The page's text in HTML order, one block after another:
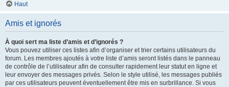
Haut
Amis et ignorés
À quoi sert ma liste d’amis et d’ignorés ?
Vous pouvez utiliser ces listes afin d’organiser et trier certains utilisateurs du
forum. Les membres ajoutés à votre liste d’amis seront listés dans le panneau
de contrôle de l’utilisateur afin de consulter rapidement leur statut en ligne et
leur envoyer des messages privés. Selon le style utilisé, les messages publiés
par ces utilisateurs peuvent éventuellement être mis en surbrillance. Si vous